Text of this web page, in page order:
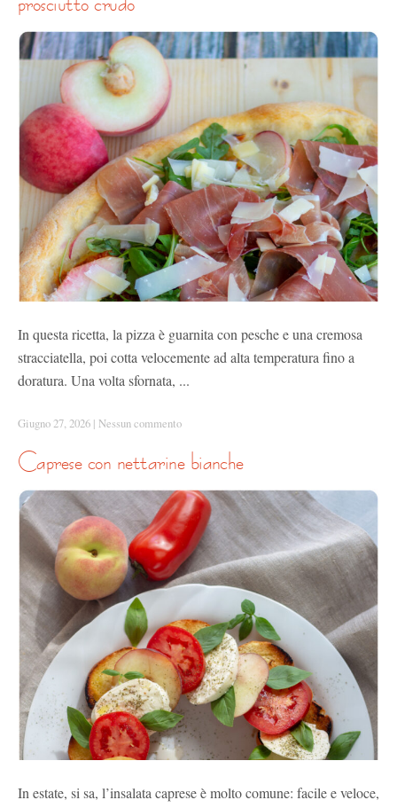
In questa ricetta, la pizza è guarnita con pesche e una cremosa
stracciatella, poi cotta velocemente ad alta temperatura fino a
doratura. Una volta sfornata, ...
Giugno 27, 2026 | Nessun commento
caprese con nettarine bianche
In estate, si sa, l’insalata caprese è molto comune: facile e veloce,